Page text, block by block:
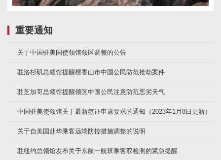
重要通知
关于中国驻美国使领馆领区调整的公告
驻洛杉矶总领馆提醒檀香山市中国公民防范抢劫案件
驻芝加哥总领馆提醒领区中国公民注意防范恶劣天气
中国驻美使领馆关于最新签证申请要求的通知（2023年1月8日更新）
关于自美国赴华乘客远端防控措施调整的说明
驻纽约总领馆发布关于东航一航班乘客双检测的紧急提醒